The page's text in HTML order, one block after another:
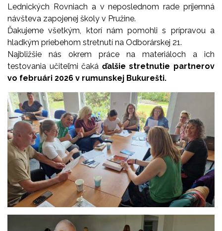
Lednických Rovniach a v neposlednom rade príjemná
návšteva zapojenej školy v Pružine.
Ďakujeme všetkým, ktorí nám pomohli s prípravou a
hladkým priebehom stretnutí na Odborárskej 21.
Najbližšie nás okrem práce na materiáloch a ich
testovania učiteľmi čaká ďalšie stretnutie partnerov
vo februári 2026 v rumunskej Bukurešti.